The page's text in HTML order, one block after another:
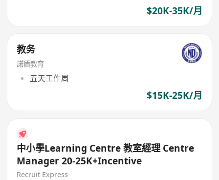
$20K-35K/月
教务
諾盾教育
五天工作周
$15K-25K/月
中小學Learning Centre 教室經理 Centre
Manager 20-25K+Incentive
Recruit Express